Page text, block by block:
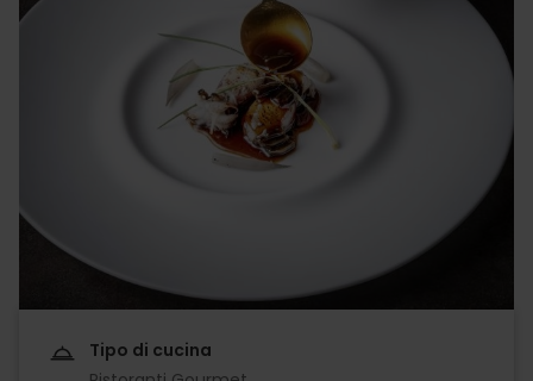
Tipo di cucina